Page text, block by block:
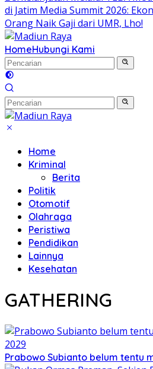
di Jatim Media Summit 2026:
Orang Naik Gaji dari UMR, Lho!
HomeHubungi Kami
Home
Kriminal
Berita
Politik
Otomotif
Olahraga
Peristiwa
Pendidikan
Lainnya
Kesehatan
GATHERING
Prabowo Subianto belum tentu